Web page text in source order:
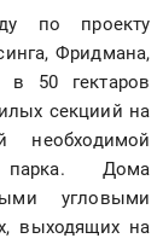
по проекту
Фридмана,
в 50 гектаров
секциий на
парка. Дома
угловыми
выходящих на